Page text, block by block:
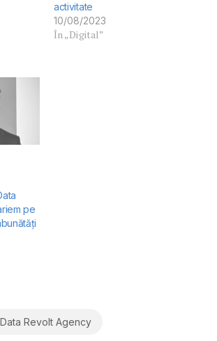
activitate
10/08/2023
În „Digital”
pe
Data Revolt Agency